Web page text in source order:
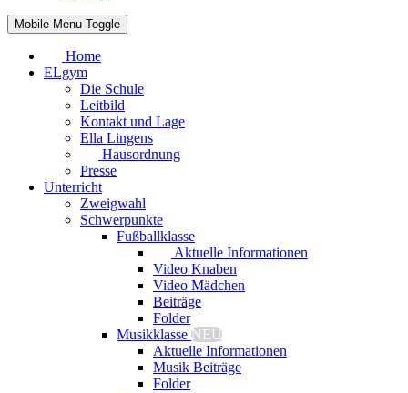
Mobile Menu Toggle
Home
ELgym
Die Schule
Leitbild
Kontakt und Lage
Ella Lingens
Hausordnung
Presse
Unterricht
Zweigwahl
Schwerpunkte
Fußballklasse
Aktuelle Informationen
Video Knaben
Video Mädchen
Beiträge
Folder
Musikklasse NEU
Aktuelle Informationen
Musik Beiträge
Folder